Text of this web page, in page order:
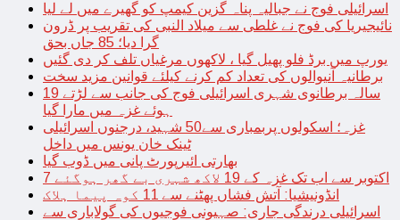
اسرائیلی فوج نے جبالیہ پناہ گزین کیمپ کو گھیرے میں لے لیا
نائیجیریا کی فوج نے غلطی سے میلاد النبی کی تقریب پر ڈرون
گرا دیا؛ 85 جاں بحق
یورپ میں برڈ فلو پھیل گیا ، لاکھوں مرغیاں تلف کر دی گئیں
برطانیہ آنیوالوں کی تعداد کم کرنے کیلئے قوانین مزید سخت
19 سالہ برطانوی شہری اسرائیلی فوج کی جانب سے لڑتے
ہوئے غزہ میں مارا گیا
غزہ؛ اسکولوں پربمباری سے50 شہید، درجنوں اسرائیلی
ٹینک خان یونس میں داخل
بھارتی ائیرپورٹ پانی میں ڈوب گیا
7 اکتوبر سے اب تک غزہ کے 19 لاکھ شہری بے گھر ہوگئے
انڈونیشیا: آتش فشاں پھٹنے سے 11 کوہ پیما ہلاک
اسرائیلی درندگی جاری: صہیونی فوجیوں کی گولاباری سے